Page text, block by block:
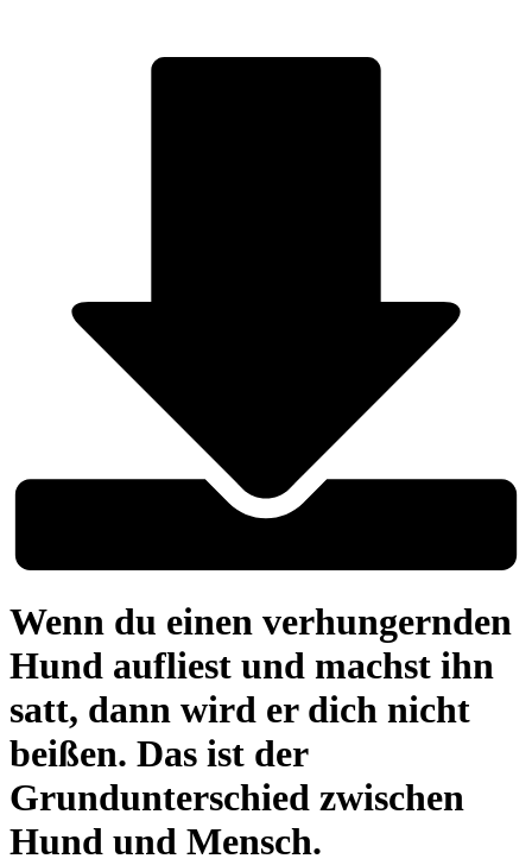
Wenn du einen verhungernden
Hund aufliest und machst ihn
satt, dann wird er dich nicht
beißen. Das ist der
Grundunterschied zwischen
Hund und Mensch.